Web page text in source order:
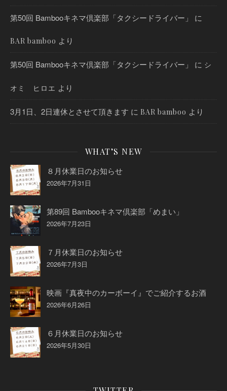
第50回 Bambooキネマ倶楽部「タクシードライバー」 に
BAR bamboo より
第50回 Bambooキネマ倶楽部「タクシードライバー」 に シ
オミ ヒロエ より
3月1日、2日連休とさせて頂きます に BAR bamboo より
WHAT’S NEW
８月休業日のお知らせ
2026年7月31日
第89回 Bambooキネマ倶楽部「めまい」
2026年7月23日
７月休業日のお知らせ
2026年7月3日
映画『真夜中のカーボーイ』でご紹介するお酒
2026年6月26日
６月休業日のお知らせ
2026年5月30日